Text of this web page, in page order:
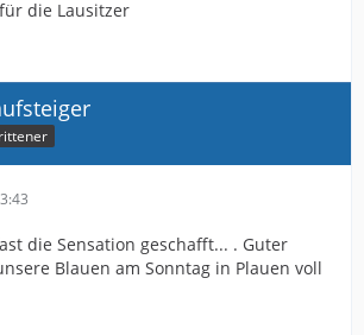
die Lausitzer
die Sensation geschafft... . Guter
Blauen am Sonntag in Plauen voll